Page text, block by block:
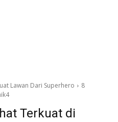
Lawan Dari Superhero
8
Terkuat di